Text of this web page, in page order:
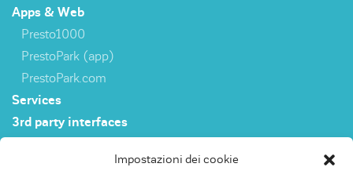
Impostazioni dei cookie
Apps & Web
Presto1000
PrestoPark (app)
PrestoPark.com
Services
3rd party interfaces